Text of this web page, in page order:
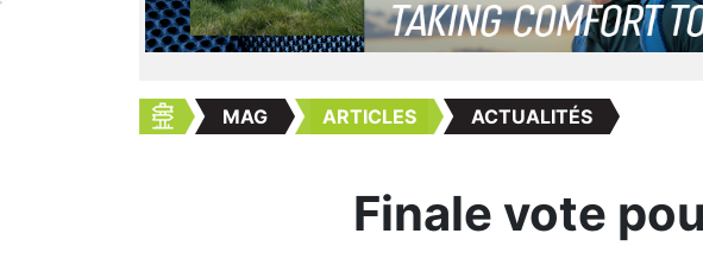
MAG ARTICLES ACTUALITÉS
Finale vote